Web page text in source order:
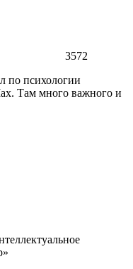
3572
по психологии
Там много важного и